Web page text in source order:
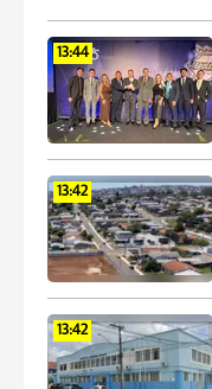
13:44
13:42
13:42